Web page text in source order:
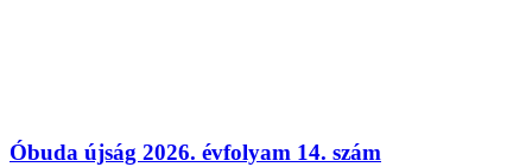
Óbuda újság 2026. évfolyam 14. szám